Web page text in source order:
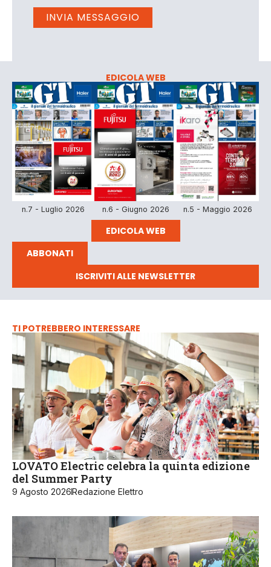
EDICOLA WEB
n.7 - Luglio 2026 n.6 - Giugno 2026 n.5 - Maggio 2026
EDICOLA WEB
ABBONATI
ISCRIVITI ALLE NEWSLETTER
TI POTREBBERO INTERESSARE
LOVATO Electric celebra la quinta edizione
del Summer Party
9 Agosto 2026Redazione Elettro